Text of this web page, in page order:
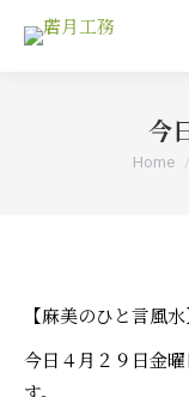
今
You
Home
【麻美のひと言風水
今日４月２９日金
す。